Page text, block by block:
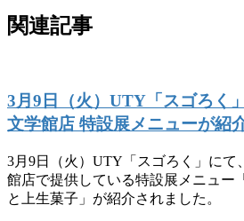
関連記事
3月9日（火）UTY「スゴろく
文学館店 特設展メニューが紹
3月9日（火）UTY「スゴろく」にて
館店で提供している特設展メニュー
と上生菓子」が紹介されました。